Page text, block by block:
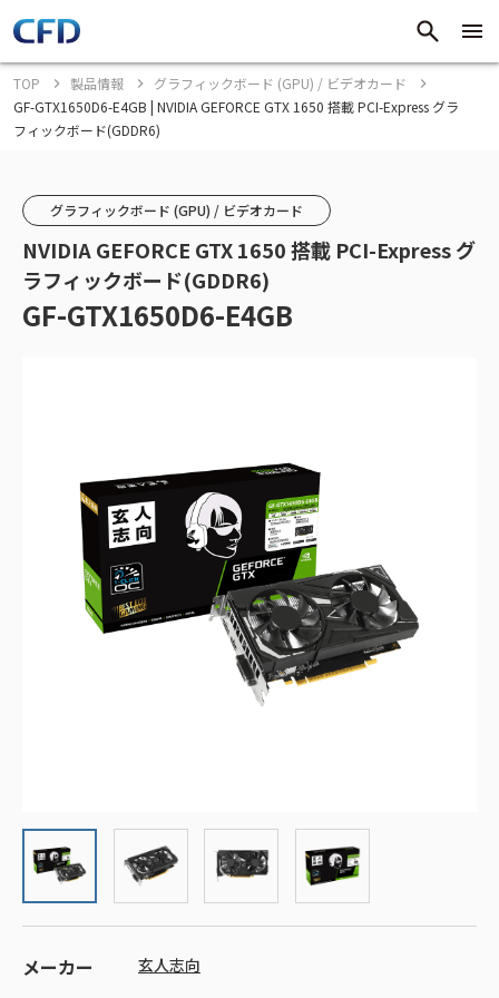
TOP 製品情報
グラフィックボード (GPU) / ビデオカード
GF-GTX1650D6-E4GB | NVIDIA GEFORCE GTX 1650 搭載 PCI-Express グラ
フィックボード(GDDR6)
グラフィックボード (GPU) / ビデオカード
NVIDIA GEFORCE GTX 1650 搭載 PCI-Express グ
ラフィックボード(GDDR6)
GF-GTX1650D6-E4GB
メーカー 玄人志向